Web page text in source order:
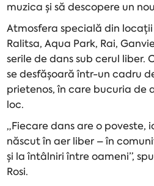
muzica și să descopere un
Atmosfera specială din
Ralitsa, Aqua Park, Rai,
serile de dans sub cerul liber.
se desfășoară într-un cadru
prietenos, în care bucuria de
loc.
„Fiecare dans are o poveste,
născut în aer liber – în
și la întâlniri între oameni”,
Rosi.